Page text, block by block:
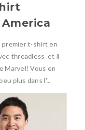
premier t-shirt en
threadless et il
Marvel! Vous en
plus dans l'...